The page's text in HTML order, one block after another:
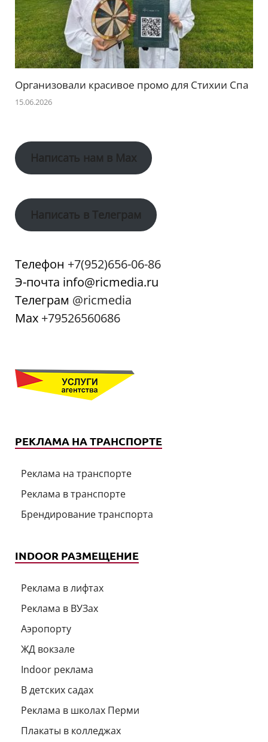
Организовали красивое промо для Стихии Спа
15.06.2026
Написать нам в Max
Написать в Телеграм
Телефон +7(952)656-06-86
Э-почта info@ricmedia.ru
Телеграм @ricmedia
Мах +79526560686
РЕКЛАМА НА ТРАНСПОРТЕ
Реклама на транспорте
Реклама в транспорте
Брендирование транспорта
INDOOR РАЗМЕЩЕНИЕ
Реклама в лифтах
Реклама в ВУЗах
Аэропорту
ЖД вокзале
Indoor реклама
В детских садах
Реклама в школах Перми
Плакаты в колледжах